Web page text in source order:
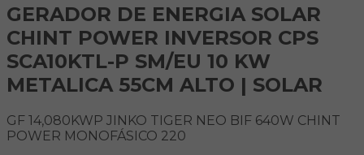
GERADOR DE ENERGIA SOLAR
CHINT POWER INVERSOR CPS
SCA10KTL-P SM/EU 10 KW
METALICA 55CM ALTO | SOLAR
GF 14,080KWP JINKO TIGER NEO BIF 640W CHINT
POWER MONOFÁSICO 220